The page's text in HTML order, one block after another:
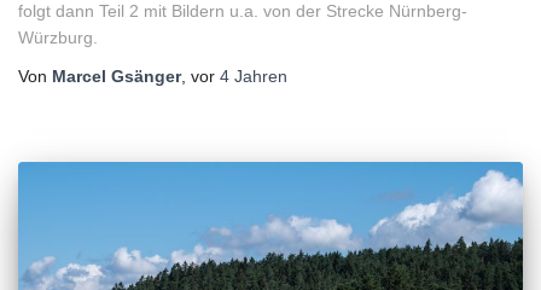
folgt dann Teil 2 mit Bildern u.a. von der Strecke Nürnberg-
Würzburg.
Von Marcel Gsänger, vor 4 Jahren